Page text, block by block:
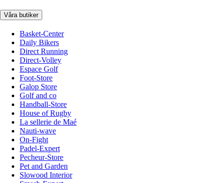
Våra butiker
Basket-Center
Daily Bikers
Direct Running
Direct-Volley
Espace Golf
Foot-Store
Galop Store
Golf and co
Handball-Store
House of Rugby
La sellerie de Maé
Nauti-wave
On-Fight
Padel-Expert
Pecheur-Store
Pet and Garden
Slowood Interior